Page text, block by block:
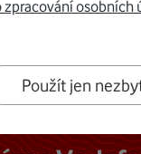
zpracování osobních
Použít jen